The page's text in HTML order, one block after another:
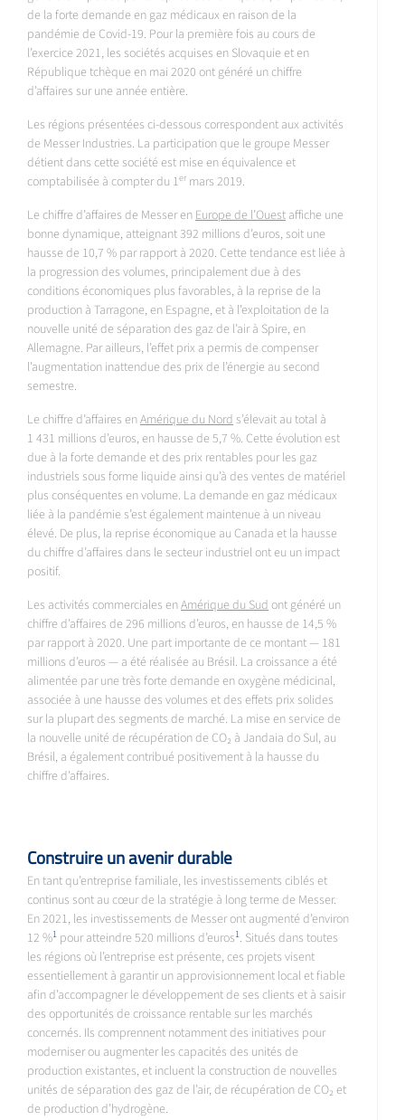
de la forte demande en gaz médicaux en raison de la
pandémie de Covid-19. Pour la première fois au cours de
l’exercice 2021, les sociétés acquises en Slovaquie et en
République tchèque en mai 2020 ont généré un chiffre
d’affaires sur une année entière.
Les régions présentées ci-dessous correspondent aux activités
de Messer Industries. La participation que le groupe Messer
détient dans cette société est mise en équivalence et
comptabilisée à compter du 1er mars 2019.
Le chiffre d’affaires de Messer enEurope de l’Ouest affiche une
bonne dynamique, atteignant 392 millions d’euros, soit une
hausse de 10,7 % par rapport à 2020. Cette tendance est liée à
la progression des volumes, principalement due à des
conditions économiques plus favorables, à la reprise de la
production à Tarragone, en Espagne, et à l’exploitation de la
nouvelle unité de séparation des gaz de l’air à Spire, en
Allemagne. Par ailleurs, l’effet prix a permis de compenser
l’augmentation inattendue des prix de l’énergie au second
semestre.
Le chiffre d’affaires enAmérique du Nord s’élevait au total à
1 431 millions d’euros, en hausse de 5,7 %. Cette évolution est
due à la forte demande et des prix rentables pour les gaz
industriels sous forme liquide ainsi qu’à des ventes de matériel
plus conséquentes en volume. La demande en gaz médicaux
liée à la pandémie s’est également maintenue à un niveau
élevé. De plus, la reprise économique au Canada et la hausse
du chiffre d’affaires dans le secteur industriel ont eu un impact
positif.
Les activités commerciales enAmérique du Sudont généré un
chiffre d’affaires de 296 millions d’euros, en hausse de 14,5 %
par rapport à 2020. Une part importante de ce montant — 181
millions d’euros — a été réalisée au Brésil. La croissance a été
alimentée par une très forte demande en oxygène médicinal,
associée à une hausse des volumes et des effets prix solides
sur la plupart des segments de marché. La mise en service de
la nouvelle unité de récupération de CO₂ à Jandaia do Sul, au
Brésil, a également contribué positivement à la hausse du
chiffre d’affaires.
Construire un avenir durable
En tant qu’entreprise familiale, les investissements ciblés et
continus sont au cœur de la stratégie à long terme de Messer.
En 2021, les investissements de Messer ont augmenté d’environ
12 %1 pour atteindre 520 millions d’euros1. Situés dans toutes
les régions où l’entreprise est présente, ces projets visent
essentiellement à garantir un approvisionnement local et fiable
afin d’accompagner le développement de ses clients et à saisir
des opportunités de croissance rentable sur les marchés
concernés. Ils comprennent notamment des initiatives pour
moderniser ou augmenter les capacités des unités de
production existantes, et incluent la construction de nouvelles
unités de séparation des gaz de l’air, de récupération de CO₂ et
de production d’hydrogène.